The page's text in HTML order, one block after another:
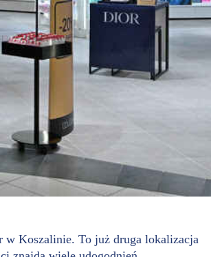
w Koszalinie. To już druga lokalizacja